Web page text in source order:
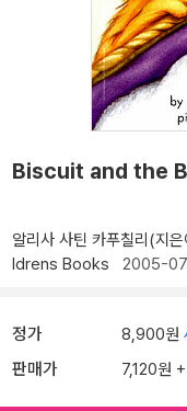
Biscuit and the
알리사 사틴 카푸칠리(지은
ldrens Books 2005-
정가 8,900원
판매가 7,120원